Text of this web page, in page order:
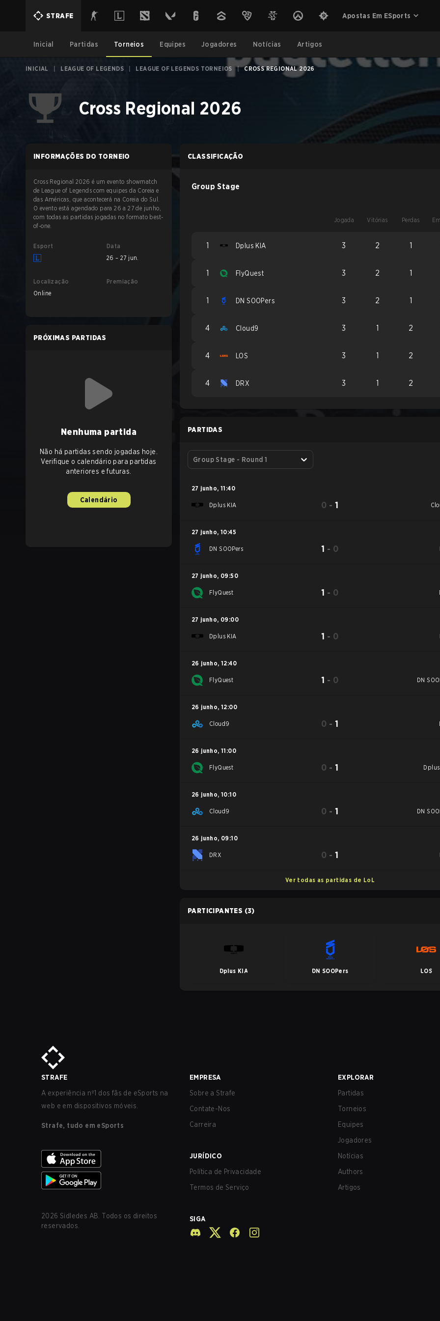
STRAFE Apostas Em ESports
Inicial Partidas Torneios Equipes Jogadores Notícias Artigos
INICIAL LEAGUE OF LEGENDS LEAGUE OF LEGENDS TORNEIOS | CROSS REGIONAL 2026
Cross Regional 2026
INFORMAÇÕES DO TORNEIO
Cross Regional 2026 é um evento showmatch
de League of Legends com equipes da Coreia e
das Américas, que acontecerá na Coreia do Sul.
O evento está agendado para 26 a 27 de junho,
com todas as partidas jogadas no formato best-
of-one.
Esport
Data
26 – 27 jun.
Localização
Online
Premiação
PRÓXIMAS PARTIDAS
Nenhuma partida
Não há partidas sendo jogadas hoje.
Verifique o calendário para partidas
anteriores e futuras.
Calendário
CLASSIFICAÇÃO
Group Stage
Jogada Vitórias Perdas
1 Dplus KIA 3 2 1
1 FlyQuest 3 2 1
1 DN SOOPers 3 2 1
4 Cloud9 3 1 2
4 LOS 3 1 2
4 DRX 3 1 2
PARTIDAS
Group Stage - Round 1
27 junho, 11:40
Dplus KIA 0 -1
27 junho, 10:45
DN SOOPers 1 - 0
27 junho, 09:50
FlyQuest 1 - 0
27 junho, 09:00
Dplus KIA 1 - 0
26 junho, 12:40
FlyQuest 1 - 0 DN
26 junho, 12:00
Cloud9 0 -1
26 junho, 11:00
FlyQuest 0 -1
26 junho, 10:10
Cloud9 0 -1 DN
26 junho, 09:10
DRX 0 -1
Ver todas as partidas de LoL
PARTICIPANTES (3)
Dplus KIA DN SOOPers LOS
STRAFE
A experiência nº1 dos fãs de eSports na
web e em dispositivos móveis.
Strafe, tudo em eSports
2026 Sidledes AB. Todos os direitos
reservados.
EMPRESA
Sobre a Strafe
Contate-Nos
Carreira
JURÍDICO
Política de Privacidade
Termos de Serviço
SIGA
EXPLORAR
Partidas
Torneios
Equipes
Jogadores
Notícias
Authors
Artigos